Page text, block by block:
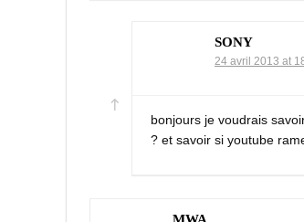
SONY
24 avril 2013 at
bonjours je voudrais
? et savoir si youtube